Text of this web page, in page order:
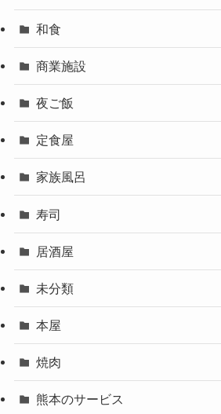
和食
商業施設
夜ご飯
定食屋
家族風呂
寿司
居酒屋
未分類
本屋
焼肉
熊本のサービス